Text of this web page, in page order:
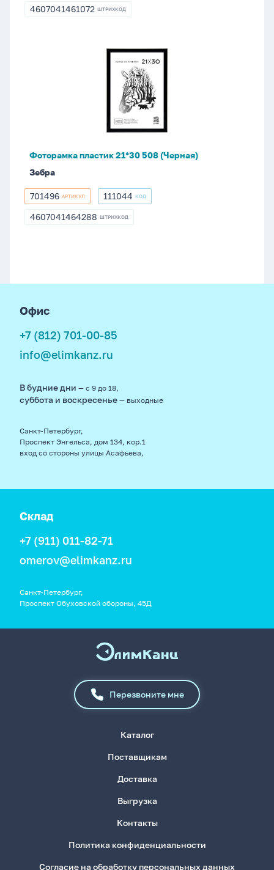
4607041461072
4607041461072 ШТРИХКОД
Фоторамка пластик 21*30 508 (Черная)
Зебра
701496
701496 АРТИКУЛ 111044
111044 КОД
4607041464288
4607041464288 ШТРИХКОД
Офис
+7 (812) 701-00-85
info@elimkanz.ru
В будние дни — с 9 до 18,
суббота и воскресенье — выходные
Санкт-Петербург,
Проспект Энгельса, дом 134, кор.1
вход со стороны улицы Асафьева,
Склад
+7 (911) 011-82-71
omerov@elimkanz.ru
Санкт-Петербург,
Проспект Обуховской обороны, 45Д
Перезвоните мне
Каталог
Поставщикам
Доставка
Выгрузка
Контакты
Политика конфиденциальности
Согласие на обработку персональных данных